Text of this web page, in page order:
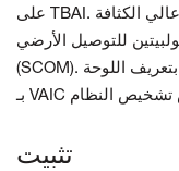
على TBAI. يتم تثبيت الكتل الطرفية من النوع الأوروبي عالي الكثافة
للتوصيل الأرضي
(SCOM). تقوم شريحة التعريف الموجودة على اللوحة بتعريف اللوحة
تثبيت